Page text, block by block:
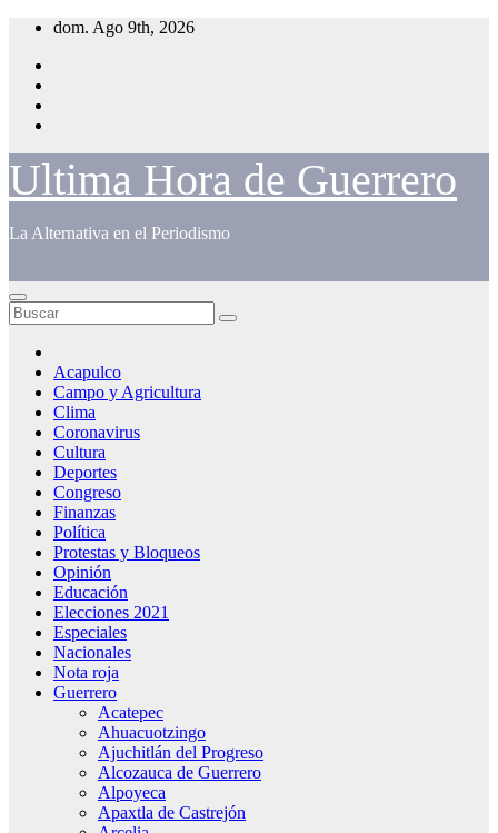
Saltar
contenido
dom. Ago 9th, 2026
Ultima Hora de Guerrero
La Alternativa en el Periodismo
Acapulco
Campo y Agricultura
Clima
Coronavirus
Cultura
Deportes
Congreso
Finanzas
Política
Protestas y Bloqueos
Opinión
Educación
Elecciones 2021
Especiales
Nacionales
Nota roja
Guerrero
Acatepec
Ahuacuotzingo
Ajuchitlán del Progreso
Alcozauca de Guerrero
Alpoyeca
Apaxtla de Castrejón